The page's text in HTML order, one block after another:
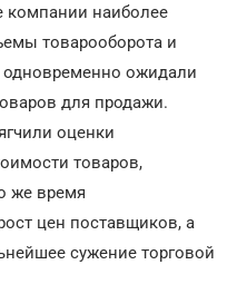
компании наиболее
товарооборота и
одновременно ожидали
для продажи.
оценки
товаров,
же время
цен поставщиков, а
сужение торговой